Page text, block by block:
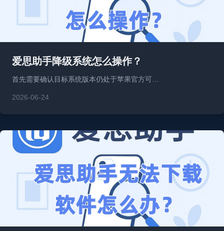
爱思助手降级系统怎么操作？
首先需要确认目标系统版本仍处于苹果官方可…
2026-06-24